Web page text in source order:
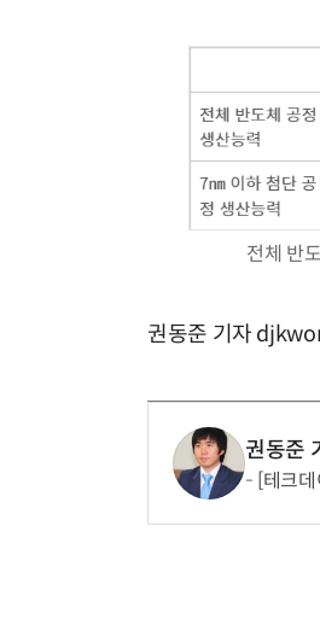
전체 반
권동준 기자
권동준
[테크